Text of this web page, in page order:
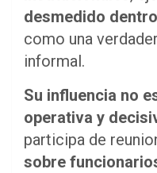
desmedido
como una
informal.
Su influencia no
operativa y
participa de
sobre